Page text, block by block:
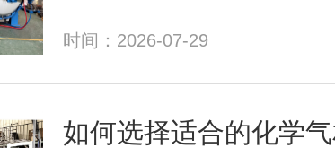
时间：2026-07-29
如何选择适合的化学